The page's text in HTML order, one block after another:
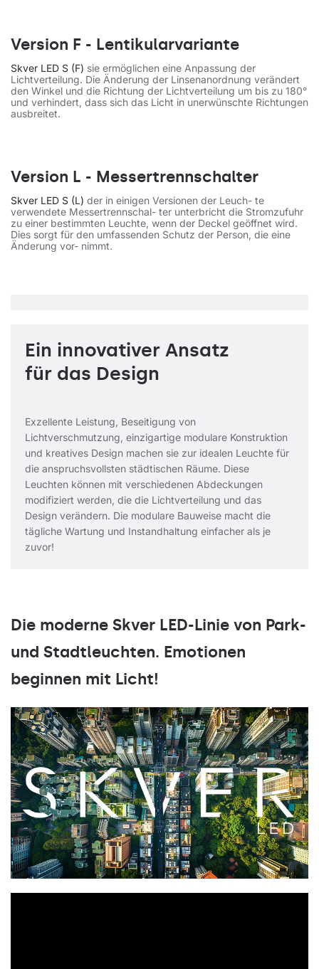
Version F - Lentikularvariante
Skver LED S (F) sie ermöglichen eine Anpassung der
Lichtverteilung. Die Änderung der Linsenanordnung verändert
den Winkel und die Richtung der Lichtverteilung um bis zu 180°
und verhindert, dass sich das Licht in unerwünschte Richtungen
ausbreitet.
Version L - Messertrennschalter
Skver LED S (L) der in einigen Versionen der Leuch- te
verwendete Messertrennschal- ter unterbricht die Stromzufuhr
zu einer bestimmten Leuchte, wenn der Deckel geöffnet wird.
Dies sorgt für den umfassenden Schutz der Person, die eine
Änderung vor- nimmt.
Ein innovativer Ansatz
für das Design
Exzellente Leistung, Beseitigung von
Lichtverschmutzung, einzigartige modulare Konstruktion
und kreatives Design machen sie zur idealen Leuchte für
die anspruchsvollsten städtischen Räume. Diese
Leuchten können mit verschiedenen Abdeckungen
modifiziert werden, die die Lichtverteilung und das
Design verändern. Die modulare Bauweise macht die
tägliche Wartung und Instandhaltung einfacher als je
zuvor!
Die moderne Skver LED-Linie von Park-
und Stadtleuchten. Emotionen
beginnen mit Licht!